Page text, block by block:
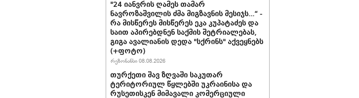
"24 იანვრის ღამეს თამარ
ნავროზაშვილის ძმა მიგზავნის მესიჯს...“ -
რა მისწერეს მისწერეს ეკა კუპატაძეს და
საით აპირებდნენ საქმის შეტრიალებას,
გიგა ავალიანის დედა "სქრინს" აქვეყნებს
(+ფოტო)
რეზონანსი 08.08.2026
თურქეთი შავ ზღვაში საკუთარ
ტერიტორიულ წყლებში უკრაინისა და
რუსეთისკენ მიმავალი კომერციული